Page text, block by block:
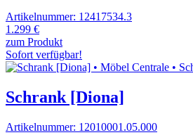
Artikelnummer: 12417534.3
1.299 €
zum Produkt
Sofort verfügbar!
Schrank [Diona]
Artikelnummer: 12010001.05.000